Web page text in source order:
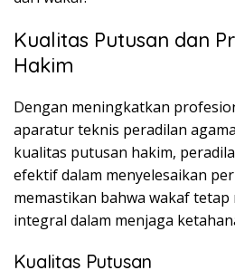
Kualitas Putusan dan
Hakim
Dengan meningkatkan
aparatur teknis peradilan
kualitas putusan hakim,
efektif dalam menyelesaikan
memastikan bahwa wakaf tetap
integral dalam menjaga
Kualitas Putusan